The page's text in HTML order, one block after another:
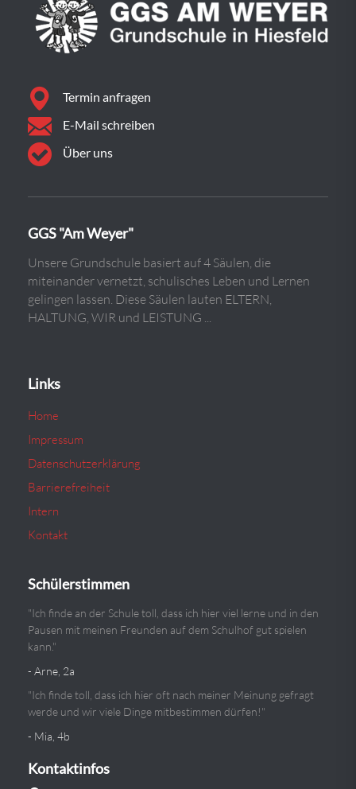
Termin anfragen
E-Mail schreiben
Über uns
GGS "Am Weyer"
Unsere Grundschule basiert auf 4 Säulen, die
miteinander vernetzt, schulisches Leben und Lernen
gelingen lassen. Diese Säulen lauten ELTERN,
HALTUNG, WIR und LEISTUNG ...
Links
Home
Impressum
Datenschutzerklärung
Barrierefreiheit
Intern
Kontakt
Schülerstimmen
"Ich finde an der Schule toll, dass ich hier viel lerne und in den
Pausen mit meinen Freunden auf dem Schulhof gut spielen
kann."
- Arne, 2a
"Ich finde toll, dass ich hier oft nach meiner Meinung gefragt
werde und wir viele Dinge mitbestimmen dürfen!"
- Mia, 4b
Kontaktinfos